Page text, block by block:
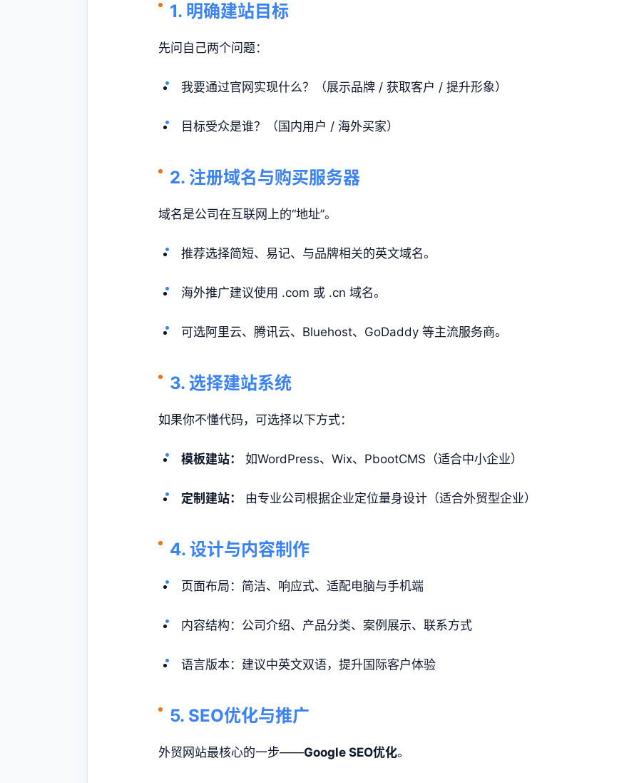
1. 明确建站目标
先问自己两个问题：
我要通过官网实现什么？（展示品牌 / 获取客户 / 提升形象）
目标受众是谁？（国内用户 / 海外买家）
2. 注册域名与购买服务器
域名是公司在互联网上的“地址”。
推荐选择简短、易记、与品牌相关的英文域名。
海外推广建议使用 .com 或 .cn 域名。
可选阿里云、腾讯云、Bluehost、GoDaddy 等主流服务商。
3. 选择建站系统
如果你不懂代码，可选择以下方式：
模板建站： 如WordPress、Wix、PbootCMS（适合中小企业）
定制建站： 由专业公司根据企业定位量身设计（适合外贸型企业）
4. 设计与内容制作
页面布局：简洁、响应式、适配电脑与手机端
内容结构：公司介绍、产品分类、案例展示、联系方式
语言版本：建议中英文双语，提升国际客户体验
5. SEO优化与推广
外贸网站最核心的一步——Google SEO优化。